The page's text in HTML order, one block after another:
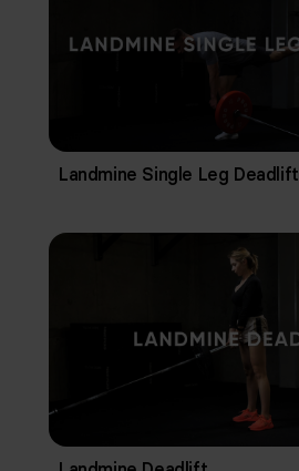
Landmine Single Leg Deadlift